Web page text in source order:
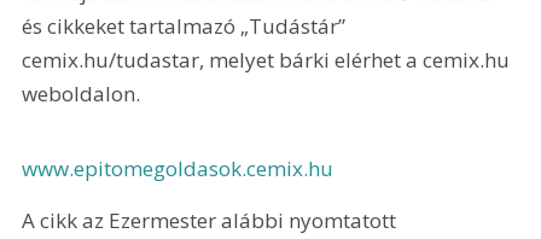
és cikkeket tartalmazó „Tudástár”
cemix.hu/tudastar, melyet bárki elérhet a cemix.hu
weboldalon.
www.epitomegoldasok.cemix.hu
A cikk az Ezermester alábbi nyomtatott